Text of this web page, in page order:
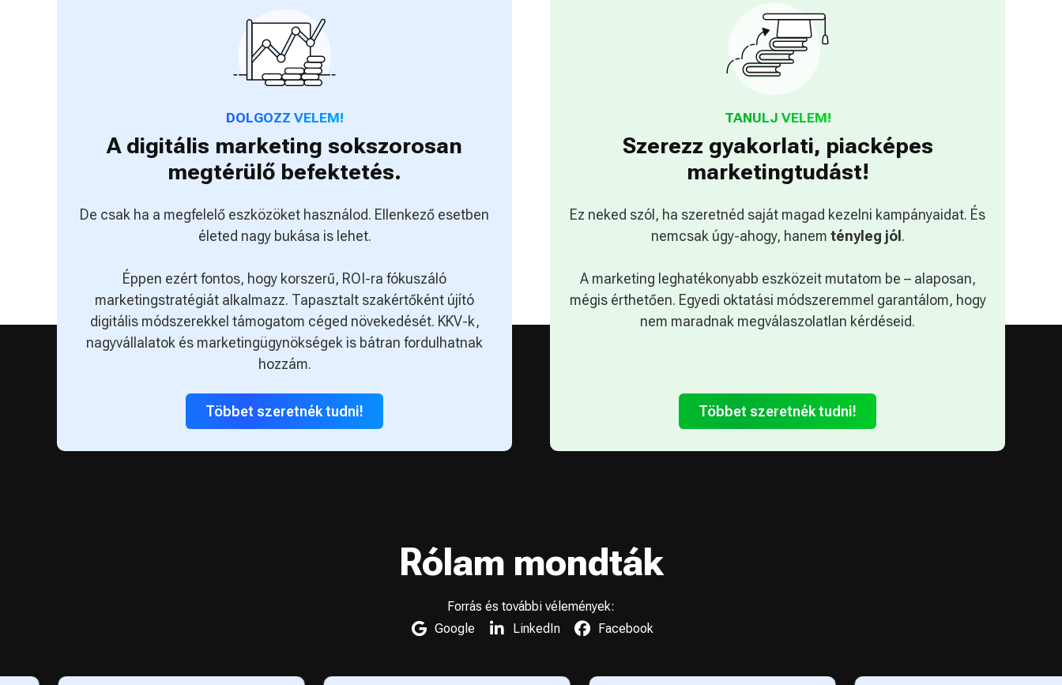
DOLGOZZ VELEM!
A digitális marketing sokszorosan
megtérülő befektetés.
De csak ha a megfelelő eszközöket használod. Ellenkező esetben
életed nagy bukása is lehet.
Éppen ezért fontos, hogy korszerű, ROI-ra fókuszáló
marketingstratégiát alkalmazz. Tapasztalt szakértőként újító
digitális módszerekkel támogatom céged növekedését. KKV-k,
nagyvállalatok és marketingügynökségek is bátran fordulhatnak
hozzám.
Többet szeretnék tudni!
TANULJ VELEM!
Szerezz gyakorlati, piacképes
marketingtudást!
Ez neked szól, ha szeretnéd saját magad kezelni kampányaidat. És
nemcsak úgy-ahogy, hanem tényleg jól .
A marketing leghatékonyabb eszközeit mutatom be – alaposan,
mégis érthetően. Egyedi oktatási módszeremmel garantálom, hogy
nem maradnak megválaszolatlan kérdéseid.
Többet szeretnék tudni!
Rólam mondták
Forrás és további vélemények:
Google
LinkedIn Facebook